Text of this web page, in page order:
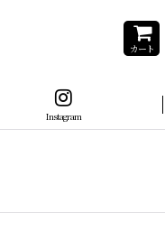
カート
Instagram